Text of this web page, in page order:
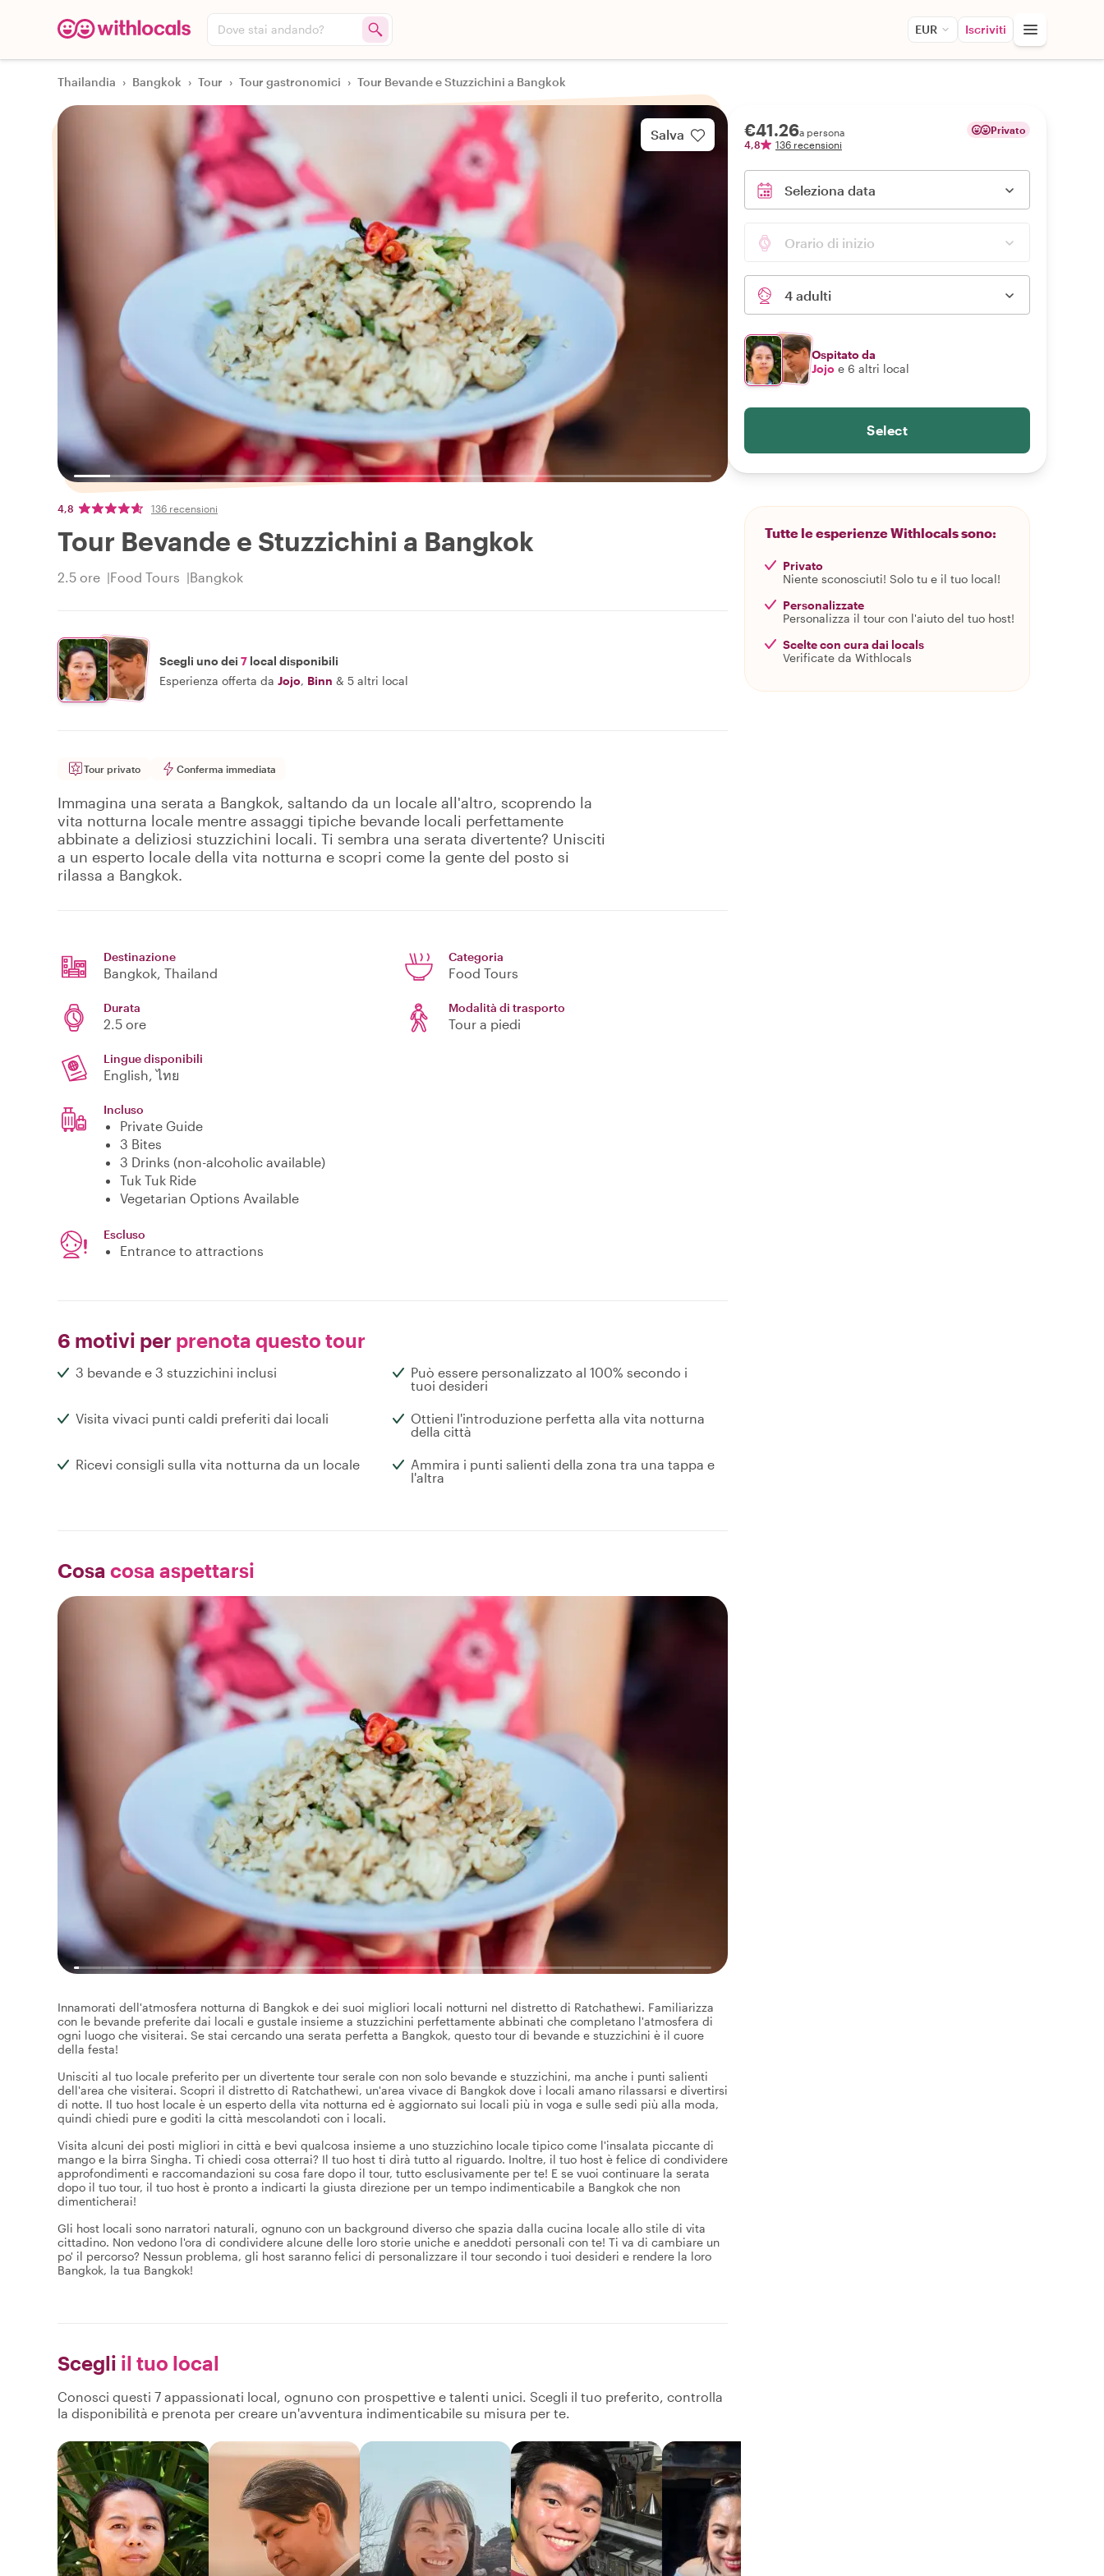
Dove stai andando? EUR Iscriviti
Thailandia › Bangkok › Tour › Tour gastronomici › Tour Bevande e Stuzzichini a Bangkok
Salva
4,8 136 recensioni
Tour Bevande e Stuzzichini a Bangkok
2.5 ore Food Tours Bangkok
Scegli uno dei 7 local disponibili
Esperienza offerta da Jojo, Binn & 5 altri local
Tour privato Conferma immediata
Immagina una serata a Bangkok, saltando da un locale all'altro, scoprendo la
vita notturna locale mentre assaggi tipiche bevande locali perfettamente
abbinate a deliziosi stuzzichini locali. Ti sembra una serata divertente? Unisciti
a un esperto locale della vita notturna e scopri come la gente del posto si
rilassa a Bangkok.
Destinazione
Bangkok, Thailand
Categoria
Food Tours
Durata
2.5 ore
Modalità di trasporto
Tour a piedi
Lingue disponibili
English, ไทย
Incluso
Private Guide
3 Bites
3 Drinks (non-alcoholic available)
Tuk Tuk Ride
Vegetarian Options Available
Escluso
Entrance to attractions
6 motivi per prenota questo tour
3 bevande e 3 stuzzichini inclusi
Può essere personalizzato al 100% secondo i
tuoi desideri
Visita vivaci punti caldi preferiti dai locali
Ottieni l'introduzione perfetta alla vita notturna
della città
Ricevi consigli sulla vita notturna da un locale
Ammira i punti salienti della zona tra una tappa e
l'altra
Cosa cosa aspettarsi
Innamorati dell'atmosfera notturna di Bangkok e dei suoi migliori locali notturni nel distretto di Ratchathewi. Familiarizza
con le bevande preferite dai locali e gustale insieme a stuzzichini perfettamente abbinati che completano l'atmosfera di
ogni luogo che visiterai. Se stai cercando una serata perfetta a Bangkok, questo tour di bevande e stuzzichini è il cuore
della festa!
Unisciti al tuo locale preferito per un divertente tour serale con non solo bevande e stuzzichini, ma anche i punti salienti
dell'area che visiterai. Scopri il distretto di Ratchathewi, un'area vivace di Bangkok dove i locali amano rilassarsi e divertirsi
di notte. Il tuo host locale è un esperto della vita notturna ed è aggiornato sui locali più in voga e sulle sedi più alla moda,
quindi chiedi pure e goditi la città mescolandoti con i locali.
Visita alcuni dei posti migliori in città e bevi qualcosa insieme a uno stuzzichino locale tipico come l'insalata piccante di
mango e la birra Singha. Ti chiedi cosa otterrai? Il tuo host ti dirà tutto al riguardo. Inoltre, il tuo host è felice di condividere
approfondimenti e raccomandazioni su cosa fare dopo il tour, tutto esclusivamente per te! E se vuoi continuare la serata
dopo il tuo tour, il tuo host è pronto a indicarti la giusta direzione per un tempo indimenticabile a Bangkok che non
dimenticherai!
Gli host locali sono narratori naturali, ognuno con un background diverso che spazia dalla cucina locale allo stile di vita
cittadino. Non vedono l'ora di condividere alcune delle loro storie uniche e aneddoti personali con te! Ti va di cambiare un
po' il percorso? Nessun problema, gli host saranno felici di personalizzare il tour secondo i tuoi desideri e rendere la loro
Bangkok, la tua Bangkok!
Scegli il tuo local
Conosci questi 7 appassionati local, ognuno con prospettive e talenti unici. Scegli il tuo preferito, controlla
la disponibilità e prenota per creare un'avventura indimenticabile su misura per te.
€41.26a persona
4,8
136 recensioni
Privato
Seleziona data
Orario di inizio
4 adulti
Ospitato da
Jojo e 6 altri local
Select
Tutte le esperienze Withlocals sono:
Privato
Niente sconosciuti! Solo tu e il tuo local!
Personalizzate
Personalizza il tour con l'aiuto del tuo host!
Scelte con cura dai locals
Verificate da Withlocals